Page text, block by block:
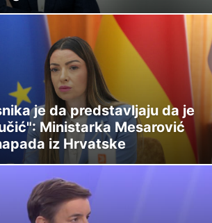
je da predstavljaju da je
Ministarka Mesarović
iz Hrvatske